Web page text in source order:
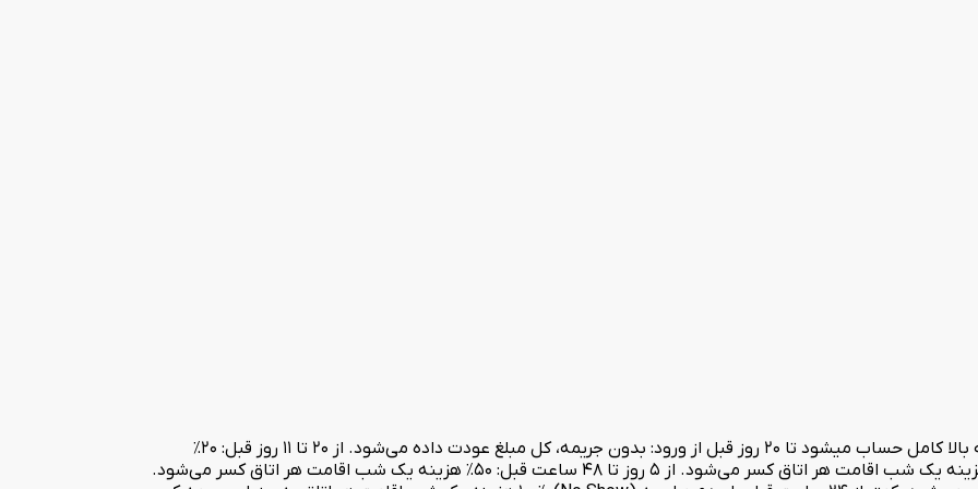
قوانین کودکان تا ۳ سال رایگان میباشد ۳تا ۵ سال نیم بها ۵ سال به بالا کامل حساب میشود تا ۲۰ روز قبل از ورود: بدون جریمه، کل مبلغ عودت داده می‌شود. از ۲۰ تا ۱۱ روز قبل: ۲۰٪
هزینه یک شب اقامت هر اتاق کسر می‌شود. از ۱۰ تا ۶ روز قبل: ۳۰٪ هزینه یک شب اقامت هر اتاق کسر می‌شود. از ۵ روز تا ۴۸ ساعت قبل: ۵۰٪ هزینه یک شب اقامت هر اتاق کسر می‌شود.